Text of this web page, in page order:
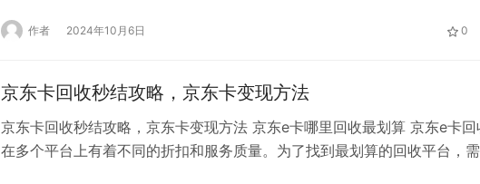
对于即将步入高中阶段的学生及家长来说，学费是择校时需要考虑的重要因
作者 2024年10月6日 0
京东卡回收秒结攻略，京东卡变现方法
京东卡回收秒结攻略，京东卡变现方法 京东e卡哪里回收最划算 京东e卡回
在多个平台上有着不同的折扣和服务质量。为了找到最划算的回收平台，需